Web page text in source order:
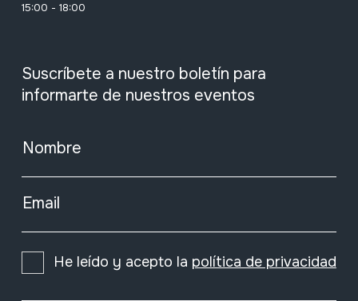
15:00 - 18:00
Suscríbete a nuestro boletín para
informarte de nuestros eventos
Nombre
Email
He leído y acepto la política de privacidad